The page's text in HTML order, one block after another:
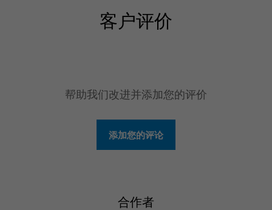
客户评价
帮助我们改进并添加您的评价
添加您的评论
合作者